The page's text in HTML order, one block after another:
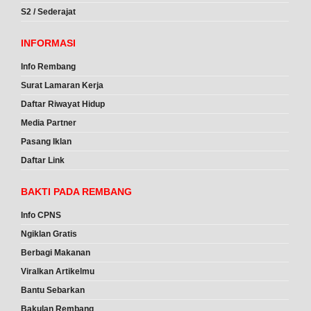
S2 / Sederajat
INFORMASI
Info Rembang
Surat Lamaran Kerja
Daftar Riwayat Hidup
Media Partner
Pasang Iklan
Daftar Link
BAKTI PADA REMBANG
Info CPNS
Ngiklan Gratis
Berbagi Makanan
Viralkan Artikelmu
Bantu Sebarkan
Bakulan Rembang